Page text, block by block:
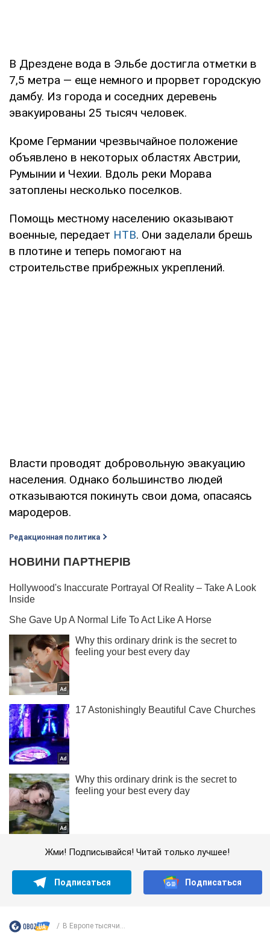
В Дрездене вода в Эльбе достигла отметки в
7,5 метра — еще немного и прорвет городскую
дамбу. Из города и соседних деревень
эвакуированы 25 тысяч человек.
Кроме Германии чрезвычайное положение
объявлено в некоторых областях Австрии,
Румынии и Чехии. Вдоль реки Морава
затоплены несколько поселков.
Помощь местному населению оказывают
военные, передает НТВ. Они заделали брешь
в плотине и теперь помогают на
строительстве прибрежных укреплений.
Власти проводят добровольную эвакуацию
населения. Однако большинство людей
отказываются покинуть свои дома, опасаясь
мародеров.
Редакционная политика
Жми! Подписывайся! Читай только лучшее!
Подписаться Подписаться
В Европе тысячи...